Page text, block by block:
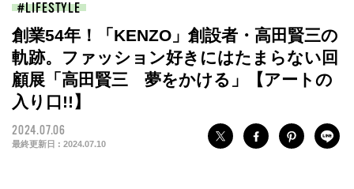
LIFESTYLE
創業54年！「KENZO」創設者・高田賢三の
軌跡。ファッション好きにはたまらない回
顧展「高田賢三 夢をかける」【アートの
入り口!!】
2024.07.06
最終更新日 : 2024.07.10